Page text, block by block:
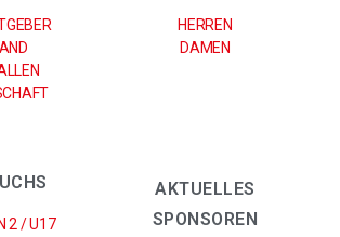
HERREN
DAMEN
2 / U17
AKTUELLES
SPONSOREN